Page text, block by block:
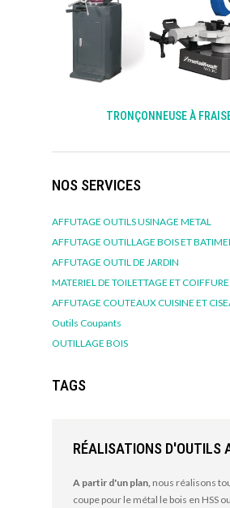
TRONÇONNEUSE À
NOS SERVICES
AFFUTAGE OUTILS USINAGE METAL
AFFUTAGE OUTILLAGE BOIS ET
AFFUTAGE OUTIL DE JARDIN
MATERIEL DE TOILETTAGE ET COIFFURE
AFFUTAGE COUTEAUX CUISINE ET
Outils Coupants
OUTILLAGE BOIS
TAGS
RÉALISATIONS D'OUTILS
A partir d'un plan, nous réalisons
coupe pour le métal le bois en HSS